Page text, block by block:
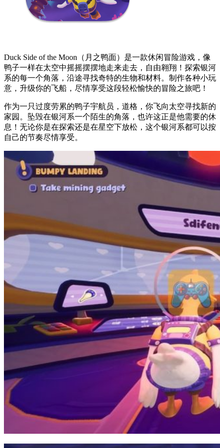
Duck Side of the Moon（月之鸭面）是一款休闲冒险游戏，像
鸭子一样在太空中摇摇摆摆地走来走去，自由翱翔！探索银河
系的每一个角落，沿途寻找奇特的生物和材料。制作各种小玩
意，升级你的飞船，尽情享受这段轻松愉快的冒险之旅吧！
作为一只过度劳累的鸭子宇航员，道格，你飞向太空寻找新的
家园。坠毁在银河系一个陌生的角落，也许这正是他需要的休
息！无论你是在探索还是在星空下放松，这个银河系都可以按
自己的节奏尽情享受。